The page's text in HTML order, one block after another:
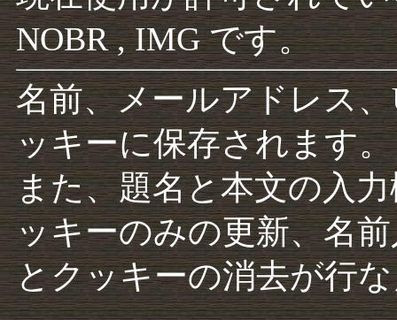
NOBR , IMG です。
名前、メールアドレス
ッキーに保存されます。
また、題名と本文の入
ッキーのみの更新、名
とクッキーの消去が行